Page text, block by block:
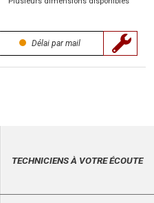
Délai par mail
TECHNICIENS À VOTRE ÉCOUTE